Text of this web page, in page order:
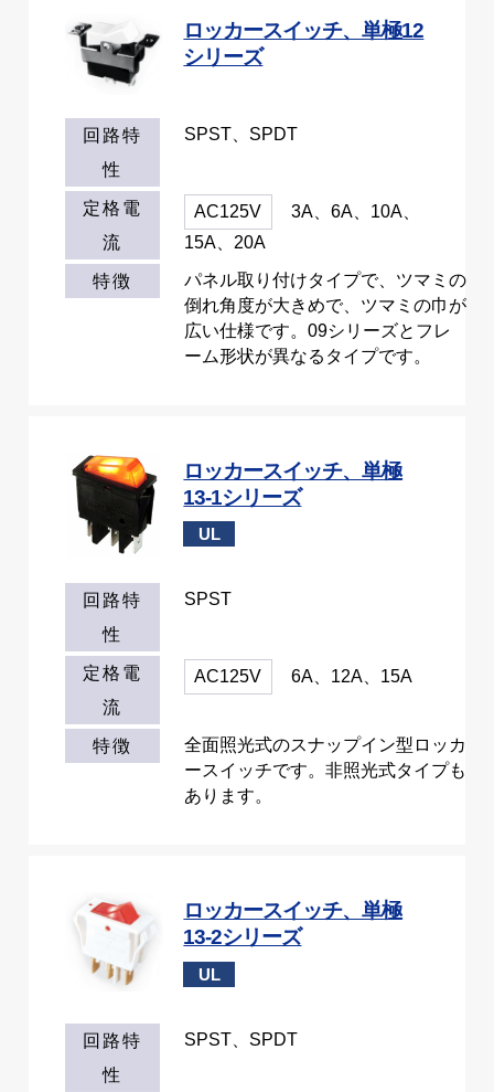
ロッカースイッチ、単極12
シリーズ
回路特
性
SPST、SPDT
定格電
流
AC125V
3A、6A、10A、
15A、20A
特徴
パネル取り付けタイプで、ツマミの
倒れ角度が大きめで、ツマミの巾が
広い仕様です。09シリーズとフレ
ーム形状が異なるタイプです。
ロッカースイッチ、単極
13-1シリーズ
UL
回路特
性
SPST
定格電
流
AC125V 6A、12A、15A
特徴
全面照光式のスナップイン型ロッカ
ースイッチです。非照光式タイプも
あります。
ロッカースイッチ、単極
13-2シリーズ
UL
回路特
性
SPST、SPDT